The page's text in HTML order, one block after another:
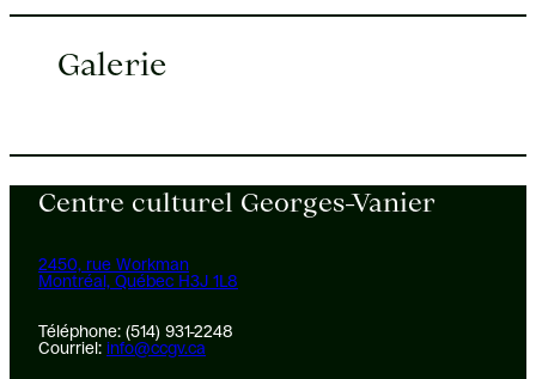
Galerie
Centre culturel Georges-Vanier
2450, rue Workman
Montréal, Québec H3J 1L8
Téléphone: (514) 931-2248
Courriel: info@ccgv.ca